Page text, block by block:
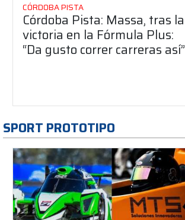
CÓRDOBA PISTA
Córdoba Pista: Massa, tras la
victoria en la Fórmula Plus:
“Da gusto correr carreras así”
SPORT PROTOTIPO